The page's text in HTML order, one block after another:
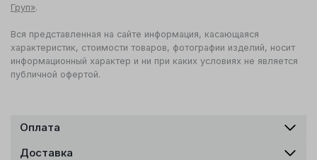
Груп».
Вся представленная на сайте информация, касающаяся
характеристик, стоимости товаров, фотографии изделий, носит
информационный характер и ни при каких условиях не является
публичной офертой.
Оплата
Доставка